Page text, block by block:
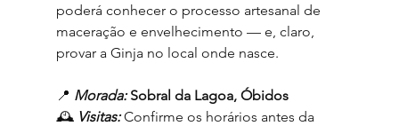
poderá conhecer o processo artesanal de
maceração e envelhecimento — e, claro,
provar a Ginja no local onde nasce.
📍 Morada: Sobral da Lagoa, Óbidos
🕰️ Visitas: Confirme os horários antes da